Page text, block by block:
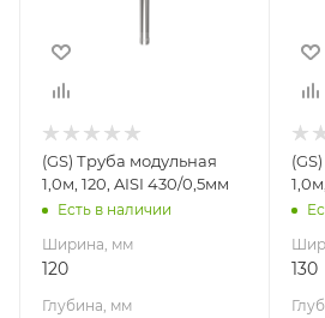
1000
Материал
Нержавеющая
сталь
Производитель
(GS) Труба модульная
1,0м, 120, AISI 430/0,5мм
Есть в наличии
Ширина, мм
120
Глубина, мм
1000
130